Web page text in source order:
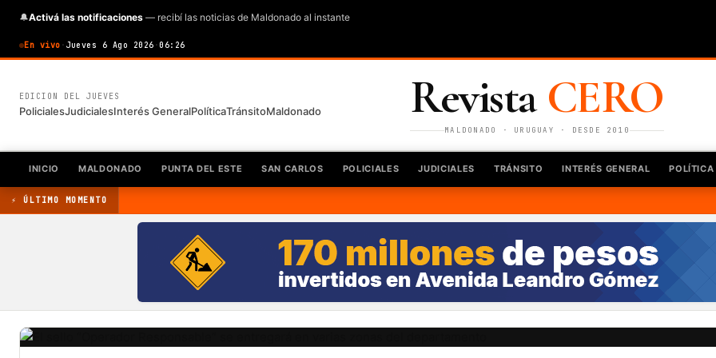
🔔Activá las notificaciones — recibí las noticias de Maldonado al instante
En vivo · Jueves 6 Ago 2026 ·06:26
EDICION DEL JUEVES
PolicialesJudicialesInterés GeneralPolíticaTránsitoMaldonado RevistaCERO
MALDONADO · URUGUAY · DESDE 2010
INICIO MALDONADO PUNTA DEL ESTE SAN CARLOS POLICIALES JUDICIALES TRÁNSITO INTERÉS GENERAL POLÍTICA
⚡ ÚLTIMO MOMENTO